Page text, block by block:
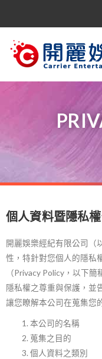
個人資料暨隱私
開麗娛樂經紀有限公司（
性，特針對您個人的隱私
（Privacy Policy ，以下簡
隱私權之尊重與保護，並
讓您瞭解本公司在蒐集您
本公司的名稱
蒐集之目的
個人資料之類別